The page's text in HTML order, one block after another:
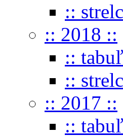
::
:: 2018 ::
::
::
:: 2017 ::
::